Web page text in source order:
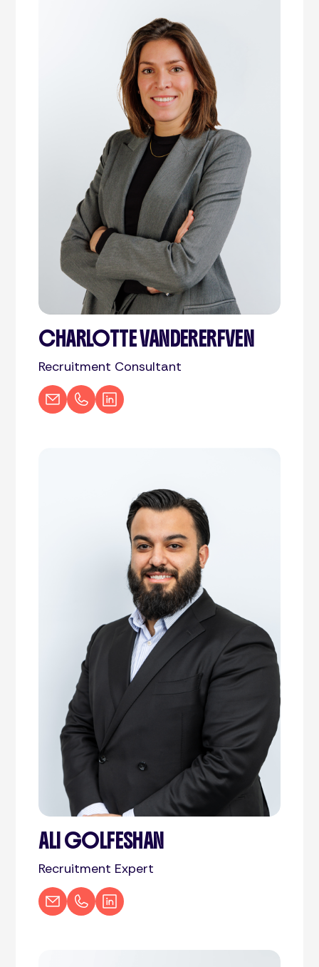
CHARLOTTE VANDERERFVEN
Recruitment Consultant
ALI GOLFESHAN
Recruitment Expert